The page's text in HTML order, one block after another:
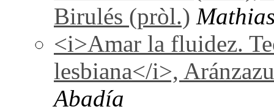
Birulés (pròl.)
<i>Amar la fluidez.
lesbiana</i>,
Abadía